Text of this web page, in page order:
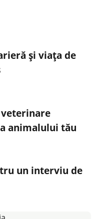
și viața de
animalului tău
un interviu de